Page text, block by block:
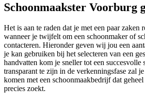
Schoonmaakster Voorburg
Het is aan te raden dat je met een paar zaken
wanneer je twijfelt om een schoonmaker of
contacteren. Hieronder geven wij jou een
je kan gebruiken bij het selecteren van een
handvatten kom je sneller tot een
transparant te zijn in de verkenningsfase zal
komen met een schoonmaakbedrijf dat
precies zoekt.